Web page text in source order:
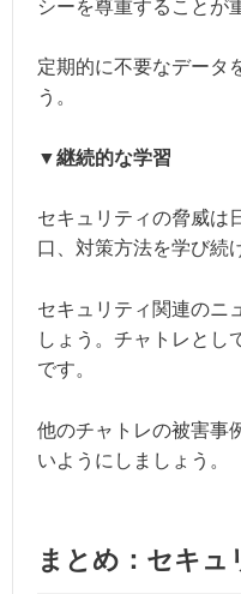
シーを尊重することが
定期的に不要なデータ
う。
▼継続的な学習
セキュリティの脅威は
口、対策方法を学び続
セキュリティ関連のニ
しょう。チャトレとし
です。
他のチャトレの被害事
いようにしましょう。
まとめ：セキュ